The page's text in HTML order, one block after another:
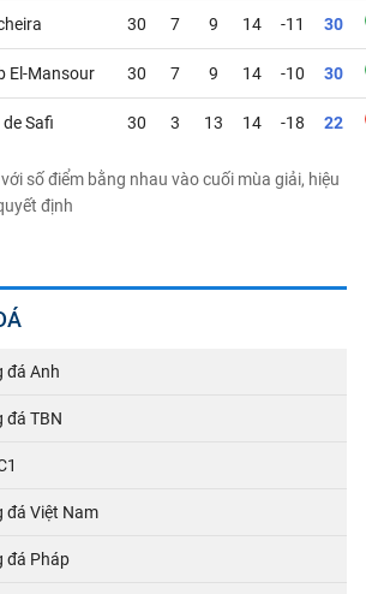
30 7 9 14 -11 30
El-Mansour 30 7 9 14 -10 30
Safi 30 3 13 14 -18 22
số điểm bằng nhau vào cuối mùa giải, hiệu
định
đá Anh
đá TBN
đá Việt Nam
đá Pháp